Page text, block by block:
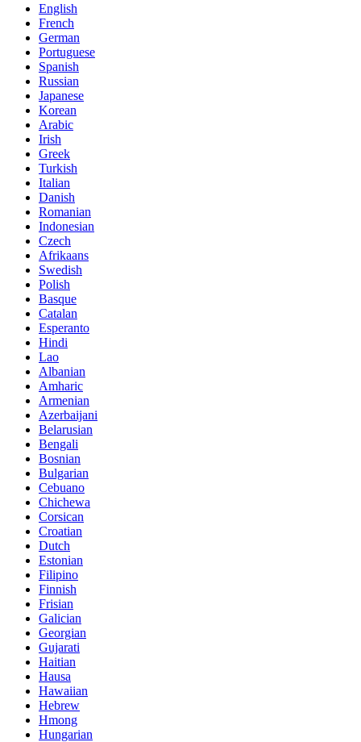
English
French
German
Portuguese
Spanish
Russian
Japanese
Korean
Arabic
Irish
Greek
Turkish
Italian
Danish
Romanian
Indonesian
Czech
Afrikaans
Swedish
Polish
Basque
Catalan
Esperanto
Hindi
Lao
Albanian
Amharic
Armenian
Azerbaijani
Belarusian
Bengali
Bosnian
Bulgarian
Cebuano
Chichewa
Corsican
Croatian
Dutch
Estonian
Filipino
Finnish
Frisian
Galician
Georgian
Gujarati
Haitian
Hausa
Hawaiian
Hebrew
Hmong
Hungarian